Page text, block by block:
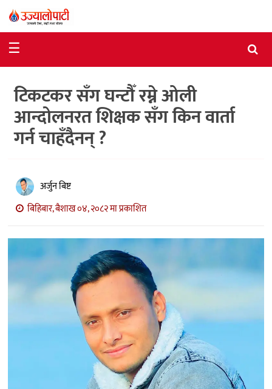
राजनीति
विशेष
आर्थिक
विचार
मनोरञ्जन
प्रविधि
खेलकुद
अन्य
☰
टिकटकर सँग घन्टौँ रम्ने ओली
आन्दोलनरत शिक्षक सँग किन वार्ता
गर्न चाहँदैनन् ?
अर्जुन बिष्ट
बिहिबार, बैशाख ०४, २०८२ मा प्रकाशित